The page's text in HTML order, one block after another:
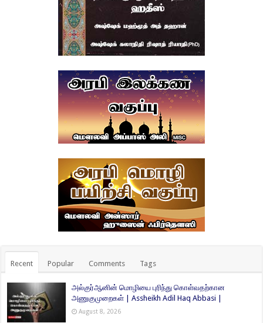
Recent Popular Comments Tags
அல்குர்ஆனின் மொழியை புரிந்து கொள்வதற்கான
அணுகுமுறைகள் | Assheikh Adil Haq Abbasi |
August 8, 2026